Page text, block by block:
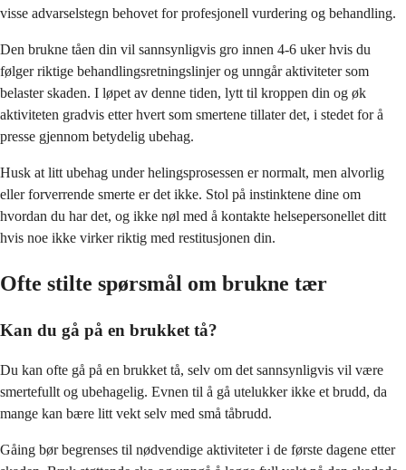
visse advarselstegn behovet for profesjonell vurdering og behandling.
Den brukne tåen din vil sannsynligvis gro innen 4-6 uker hvis du
følger riktige behandlingsretningslinjer og unngår aktiviteter som
belaster skaden. I løpet av denne tiden, lytt til kroppen din og øk
aktiviteten gradvis etter hvert som smertene tillater det, i stedet for å
presse gjennom betydelig ubehag.
Husk at litt ubehag under helingsprosessen er normalt, men alvorlig
eller forverrende smerte er det ikke. Stol på instinktene dine om
hvordan du har det, og ikke nøl med å kontakte helsepersonellet ditt
hvis noe ikke virker riktig med restitusjonen din.
Ofte stilte spørsmål om brukne tær
Kan du gå på en brukket tå?
Du kan ofte gå på en brukket tå, selv om det sannsynligvis vil være
smertefullt og ubehagelig. Evnen til å gå utelukker ikke et brudd, da
mange kan bære litt vekt selv med små tåbrudd.
Gåing bør begrenses til nødvendige aktiviteter i de første dagene etter